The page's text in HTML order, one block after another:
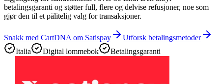
betalingsgaranti og støtter full, flere og delvise refusjoner, noe som
gjør den til et pålitelig valg for transaksjoner.
Snakk med CartDNA om Satispay
Utforsk betalingsmetoder
Italia
Digital lommebok Betalingsgaranti